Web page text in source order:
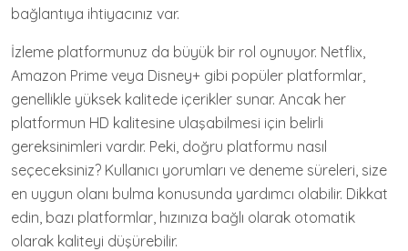
bağlantıya ihtiyacınız var.
İzleme platformunuz da büyük bir rol oynuyor. Netflix,
Amazon Prime veya Disney+ gibi popüler platformlar,
genellikle yüksek kalitede içerikler sunar. Ancak her
platformun HD kalitesine ulaşabilmesi için belirli
gereksinimleri vardır. Peki, doğru platformu nasıl
seçeceksiniz? Kullanıcı yorumları ve deneme süreleri, size
en uygun olanı bulma konusunda yardımcı olabilir. Dikkat
edin, bazı platformlar, hızınıza bağlı olarak otomatik
olarak kaliteyi düşürebilir.